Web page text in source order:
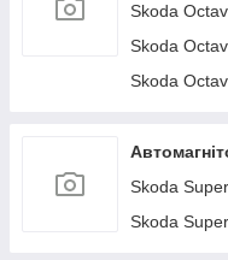
Skoda
Skoda
Skoda
Skoda
Skoda